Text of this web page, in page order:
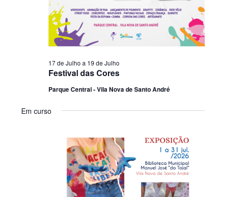
Festival das Cores
17 de Julho a 19 de Julho
Parque Central - Vila Nova de Santo André
Em curso